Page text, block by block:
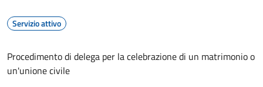
Servizio attivo
Procedimento di delega per la celebrazione di un matrimonio o
un'unione civile